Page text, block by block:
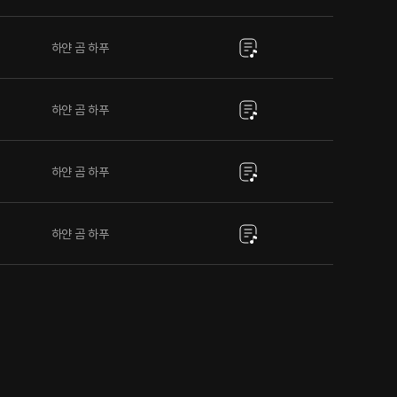
하얀 곰 하푸
하얀 곰 하푸
하얀 곰 하푸
하얀 곰 하푸